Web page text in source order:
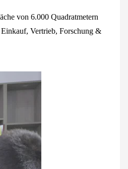
von 6.000 Quadratmetern
Vertrieb, Forschung &